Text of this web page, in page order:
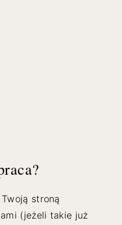
stroną
(jeżeli takie już